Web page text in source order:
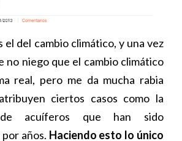
el del cambio climático, y una vez
no niego que el cambio climático
real, pero me da mucha rabia
ciertos casos como la
de acuíferos que han sido
años. Haciendo esto lo único